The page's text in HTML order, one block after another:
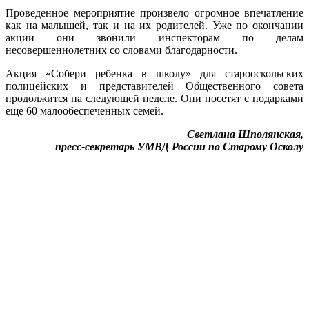
Проведенное мероприятие произвело огромное впечатление
как на малышей, так и на их родителей. Уже по окончании
акции они звонили инспекторам по делам
несовершеннолетних со словами благодарности.
Акция «Собери ребенка в школу» для старооскольских
полицейских и представителей Общественного совета
продолжится на следующей неделе. Они посетят с подарками
еще 60 малообеспеченных семей.
Светлана Шполянская,
пресс-секретарь УМВД России по Старому Осколу